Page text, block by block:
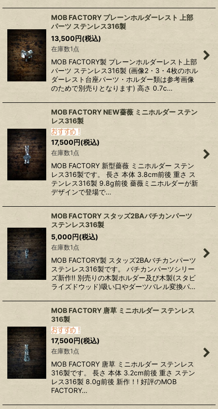
MOB FACTORY プレーンホルダーレスト 上部
パーツ ステンレス316製
13,500円(税込)
在庫数1点
MOB FACTORY製 プレーンホルダーレスト上部
パーツ ステンレス316製 (画像2・3・4枚のホル
ダーレスト台座パーツ・ホルダー類は参考画像
のためで別売りとなります) 高さ 0.7c…
MOB FACTORY NEW薔薇 ミニホルダー ステン
レス316製
17,500円(税込)
在庫数1点
MOB FACTORY 新型薔薇 ミニホルダー ステン
レス316製です。 長さ 本体 3.8cm前後 重さ ス
テンレス316製 9.8g前後 薔薇ミニホルダーが新
デザインで登場で…
MOB FACTORY スタッズ2BAバチカンパーツ
ステンレス316製
5,000円(税込)
在庫数1点
MOB FACTORY製 スタッズ2BAバチカンパーツ
ステンレス316製です。 バチカンパーツシリー
ズ新作!! 別売りの木製ホルダー及び木製(スタビ
ライズドウッド)吸い口やダーツバレル変換パ…
MOB FACTORY 唐草 ミニホルダー ステンレス
316製
17,500円(税込)
在庫数1点
MOB FACTORY 唐草 ミニホルダー ステンレス
316製です。 長さ 本体 3.2cm前後 重さ ステン
レス316製 8.0g前後 新作！! 好評のMOB
FACTORY…